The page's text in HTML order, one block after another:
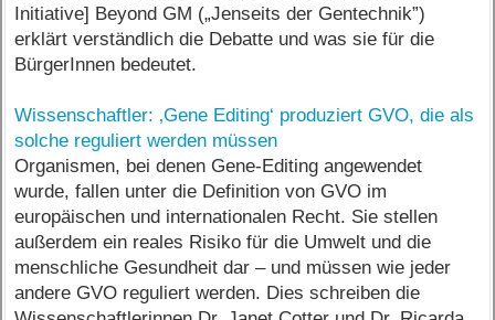
Initiative] Beyond GM („Jenseits der Gentechnik”)
erklärt verständlich die Debatte und was sie für die
BürgerInnen bedeutet.
Wissenschaftler: ‚Gene Editing‘ produziert GVO, die als
solche reguliert werden müssen
Organismen, bei denen Gene-Editing angewendet
wurde, fallen unter die Definition von GVO im
europäischen und internationalen Recht. Sie stellen
außerdem ein reales Risiko für die Umwelt und die
menschliche Gesundheit dar – und müssen wie jeder
andere GVO reguliert werden. Dies schreiben die